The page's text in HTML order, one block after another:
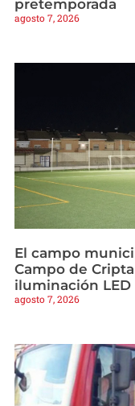
pretemporada
agosto 7, 2026
El campo
Campo de
iluminación LED
agosto 7, 2026